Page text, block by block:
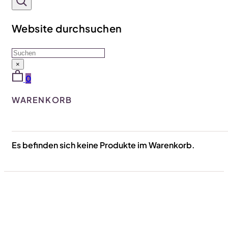
Website durchsuchen
Suchen
×
0
WARENKORB
Es befinden sich keine Produkte im Warenkorb.